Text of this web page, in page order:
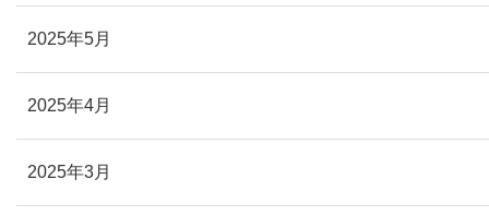
2025年5月
2025年4月
2025年3月